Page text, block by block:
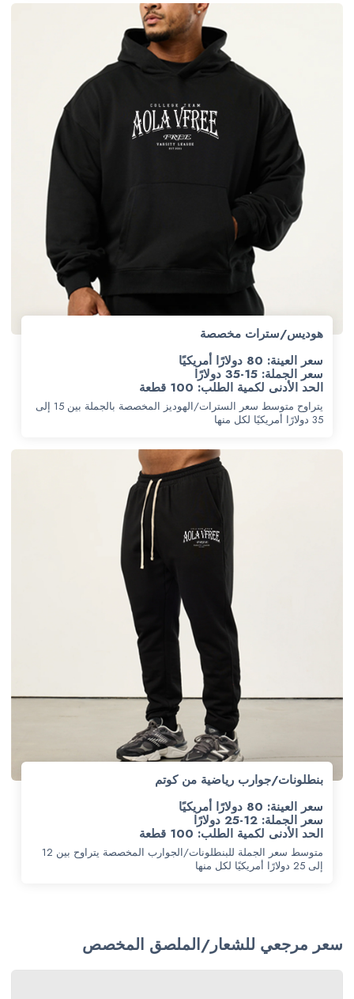
هوديس/سترات مخصصة
سعر العينة: 80 دولارًا أمريكيًا
سعر الجملة: 15-35 دولارًا
الحد الأدنى لكمية الطلب: 100 قطعة
يتراوح متوسط سعر السترات/الهوديز المخصصة بالجملة بين 15 إلى
35 دولارًا أمريكيًا لكل منها
بنطلونات/جوارب رياضية من كوتم
سعر العينة: 80 دولارًا أمريكيًا
سعر الجملة: 12-25 دولارًا
الحد الأدنى لكمية الطلب: 100 قطعة
متوسط سعر الجملة للبنطلونات/الجوارب المخصصة يتراوح بين 12
إلى 25 دولارًا أمريكيًا لكل منها
سعر مرجعي للشعار/الملصق المخصص